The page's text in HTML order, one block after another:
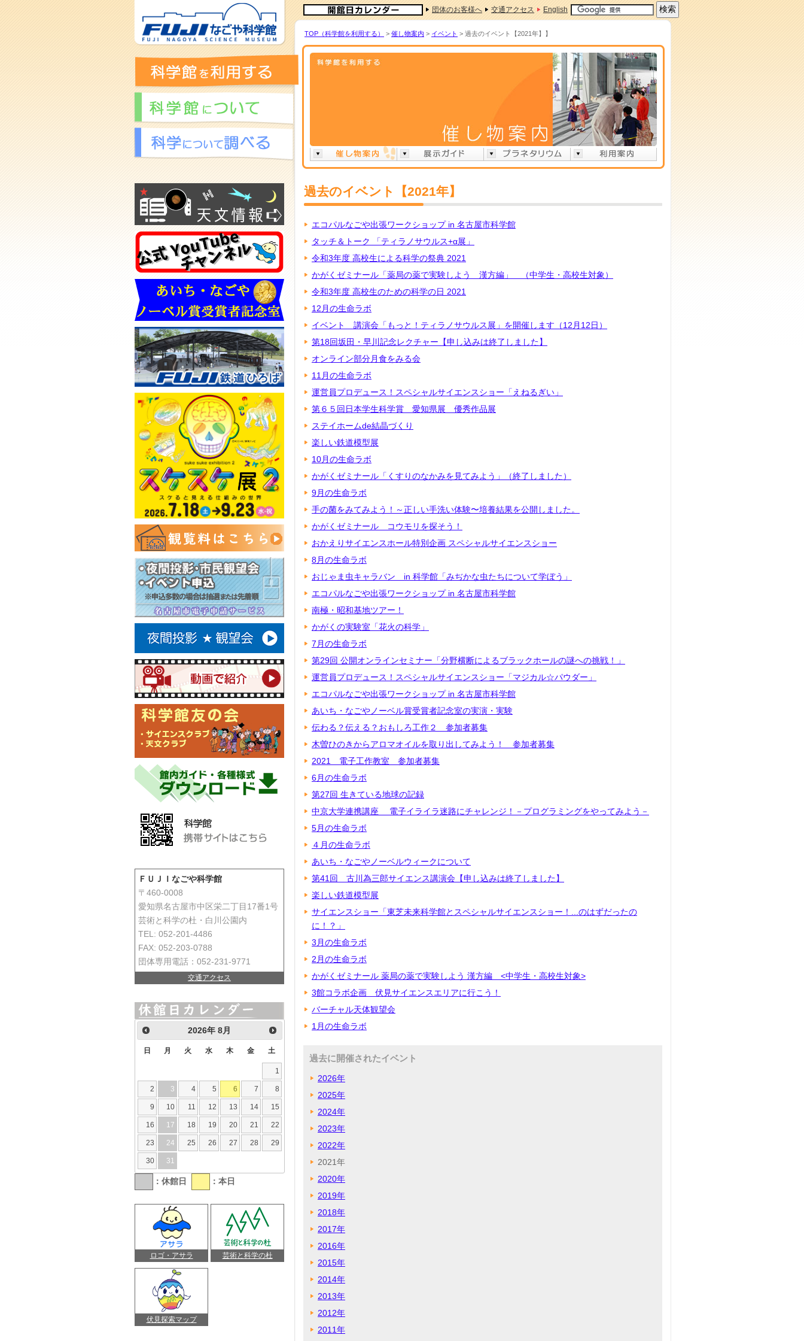
団体のお客様へ 交通アクセス English
TOP（科学館を利用する） > 催し物案内 > イベント > 過去のイベント【2021年】】
過去のイベント【2021年】
エコパルなごや出張ワークショップ in 名古屋市科学館
タッチ＆トーク 「ティラノサウルス+α展」
令和3年度 高校生による科学の祭典 2021
かがくゼミナール「薬局の薬で実験しよう 漢方編」 （中学生・高校生対象）
令和3年度 高校生のための科学の日 2021
12月の生命ラボ
イベント 講演会「もっと！ティラノサウルス展」を開催します（12月12日）
第18回坂田・早川記念レクチャー【申し込みは終了しました】
オンライン部分月食をみる会
11月の生命ラボ
運営員プロデュース！スペシャルサイエンスショー「えねるぎい」
第６５回日本学生科学賞 愛知県展 優秀作品展
ステイホームde結晶づくり
楽しい鉄道模型展
10月の生命ラボ
かがくゼミナール「くすりのなかみを見てみよう」（終了しました）
9月の生命ラボ
手の菌をみてみよう！～正しい手洗い体験〜培養結果を公開しました。
かがくゼミナール コウモリを探そう！
おかえりサイエンスホール特別企画 スペシャルサイエンスショー
8月の生命ラボ
おじゃま虫キャラバン in 科学館「みぢかな虫たちについて学ぼう」
エコパルなごや出張ワークショップ in 名古屋市科学館
南極・昭和基地ツアー！
かがくの実験室「花火の科学」
7月の生命ラボ
第29回 公開オンラインセミナー「分野横断によるブラックホールの謎への挑戦！」
運営員プロデュース！スペシャルサイエンスショー「マジカル☆パウダー」
エコパルなごや出張ワークショップ in 名古屋市科学館
あいち・なごやノーベル賞受賞者記念室の実演・実験
伝わる？伝える？おもしろ工作２ 参加者募集
木曽ひのきからアロマオイルを取り出してみよう！ 参加者募集
2021 電子工作教室 参加者募集
6月の生命ラボ
第27回 生きている地球の記録
中京大学連携講座 電子イライラ迷路にチャレンジ！－プログラミングをやってみよう－
5月の生命ラボ
４月の生命ラボ
あいち・なごやノーベルウィークについて
第41回 古川為三郎サイエンス講演会【申し込みは終了しました】
楽しい鉄道模型展
サイエンスショー「東芝未来科学館とスペシャルサイエンスショー！...のはずだったの
に！？」
3月の生命ラボ
2月の生命ラボ
かがくゼミナール 薬局の薬で実験しよう 漢方編 <中学生・高校生対象>
3館コラボ企画 伏見サイエンスエリアに行こう！
バーチャル天体観望会
1月の生命ラボ
過去に開催されたイベント
2026年
2025年
2024年
2023年
2022年
2021年
2020年
2019年
2018年
2017年
2016年
2015年
2014年
2013年
2012年
2011年
ＦＵＪＩなごや科学館
〒460-0008
愛知県名古屋市中区栄二丁目17番1号
芸術と科学の杜・白川公園内
TEL: 052-201-4486
FAX: 052-203-0788
団体専用電話：052-231-9771
交通アクセス
2026年8月
日 月 火 水 木 金 土
1
2 3 4 5 6 7 8
9 10 11 12 13 14 15
16 17 18 19 20 21 22
23 24 25 26 27 28 29
30 31
：休館日 ：本日
ロゴ・アサラ 芸術と科学の杜
伏見探索マップ